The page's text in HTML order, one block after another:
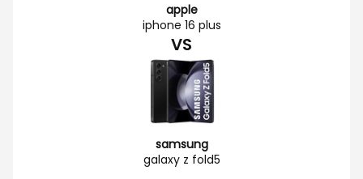
apple
iphone 16 plus
VS
samsung
galaxy z fold5